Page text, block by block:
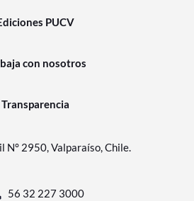
PUCV
con nosotros
Transparencia
N° 2950, Valparaíso, Chile.
56 32 227 3000